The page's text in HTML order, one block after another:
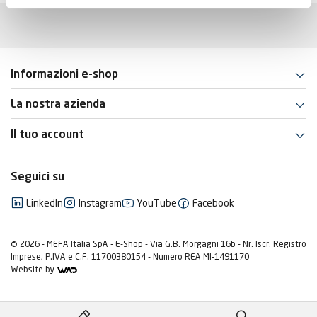
Informazioni e-shop
La nostra azienda
Il tuo account
Seguici su
LinkedIn Instagram YouTube Facebook
© 2026 - MEFA Italia SpA - E-Shop - Via G.B. Morgagni 16b - Nr. Iscr. Registro
Imprese, P.IVA e C.F. 11700380154 - Numero REA MI-1491170
Website by